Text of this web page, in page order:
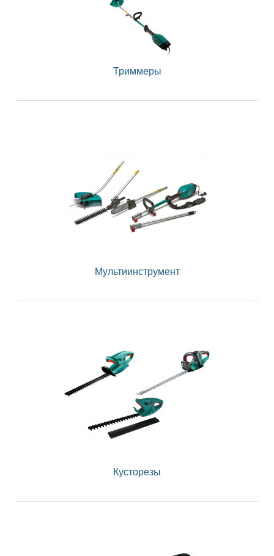
Триммеры
Мультиинструмент
Кусторезы